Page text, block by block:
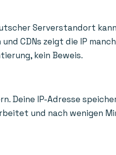
Serverstandort
CDNs zeigt die IP
kein Beweis.
Deine IP-Adresse
und nach wenigen